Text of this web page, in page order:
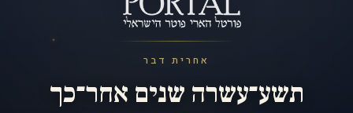
אחרית דבר
תשע־עשרה שנים אחר־כך